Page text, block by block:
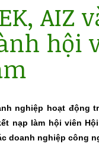
AIZ
hội
nghiệp hoạt động
nạp làm hội viên
doanh nghiệp công